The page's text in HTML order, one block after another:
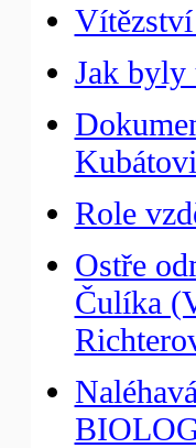
Jak byly
Role
Ostře
Čulíka